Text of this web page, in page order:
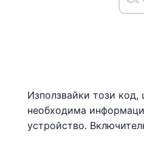
Използвайки този
необходима
устройство.